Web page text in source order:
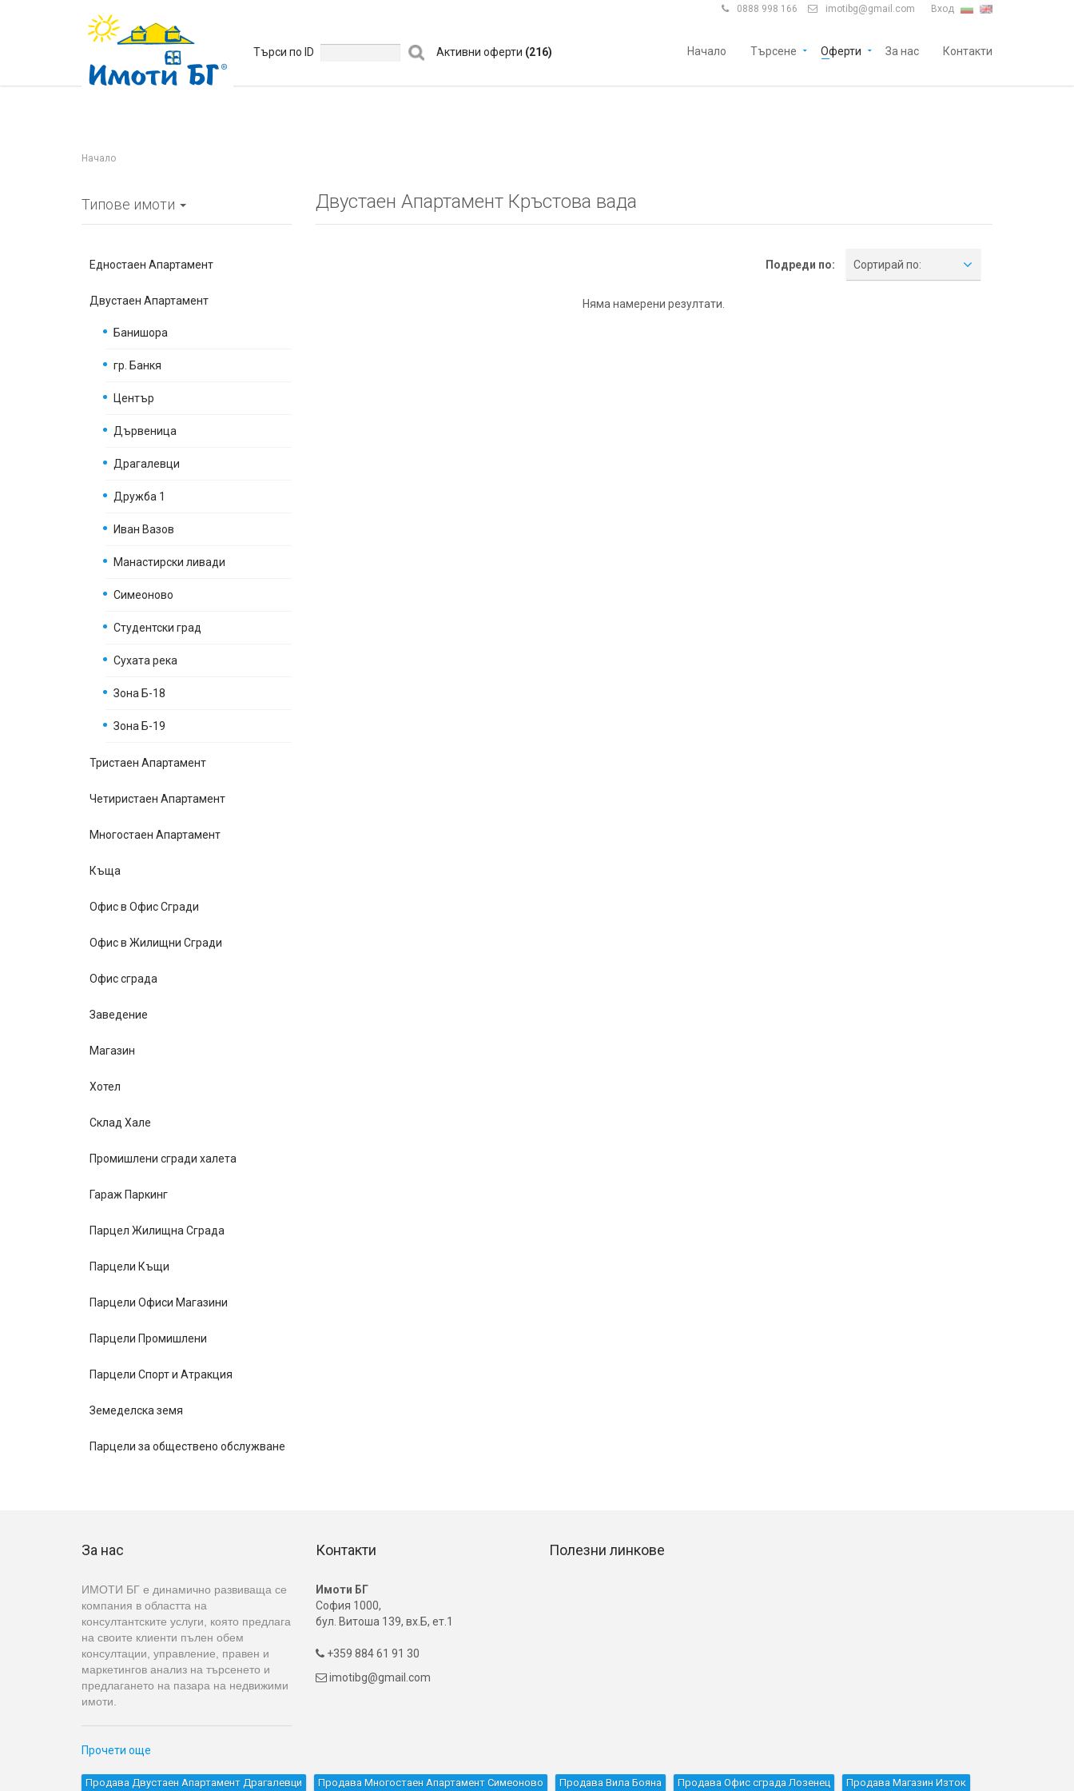
 0888 998 166  imotibg@gmail.com Вход
Търси по ID Активни оферти (216) Начало Търсене Оферти За нас Контакти
Начало
Типове имоти
Едностаен Апартамент
Двустаен Апартамент
Банишора
гр. Банкя
Център
Дървеница
Драгалевци
Дружба 1
Иван Вазов
Манастирски ливади
Симеоново
Студентски град
Сухата река
Зона Б-18
Зона Б-19
Тристаен Апартамент
Четиристаен Апартамент
Многостаен Апартамент
Къщa
Офис в Офис Сгради
Офис в Жилищни Сгради
Офис сграда
Заведение
Магазин
Хотел
Склад Хале
Промишлени сгради халета
Гараж Паркинг
Парцел Жилищна Сграда
Парцели Къщи
Парцели Офиси Магазини
Парцели Промишлени
Парцели Спорт и Атракция
Земеделска земя
Парцели за обществено обслужване
Двустаен Апартамент Кръстова вада
Подреди по: Сортирай по:
Няма намерени резултати.
За нас
ИМОТИ БГ е динамично развиваща се
компания в областта на
консултантските услуги, която предлага
на своите клиенти пълен обем
консултации, управление, правен и
маркетингов анализ на търсенето и
предлагането на пазара на недвижими
имоти.
Прочети още
Контакти
Имоти БГ
София 1000,
бул. Витоша 139, вх.Б, ет.1
+359 884 61 91 30
 imotibg@gmail.com
Полезни линкове
Продава Двустаен Апартамент Драгалевци Продава Многостаен Апартамент Симеоново Продава Вила Бояна Продава Офис сграда Лозенец Продава Магазин Изток